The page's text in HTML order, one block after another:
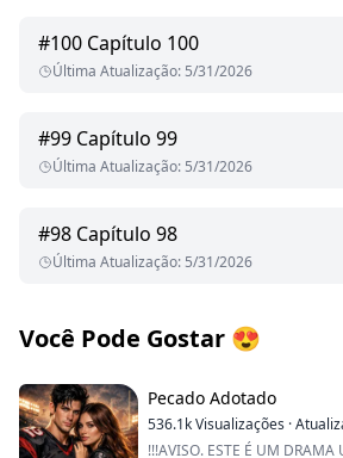
#100 Capítulo 100
Última Atualização: 5/31/2026
#99 Capítulo 99
Última Atualização: 5/31/2026
#98 Capítulo 98
Última Atualização: 5/31/2026
Você Pode Gostar 😍
Pecado Adotado
536.1kVisualizações ·
!!!AVISO. ESTE É UM DRAMA